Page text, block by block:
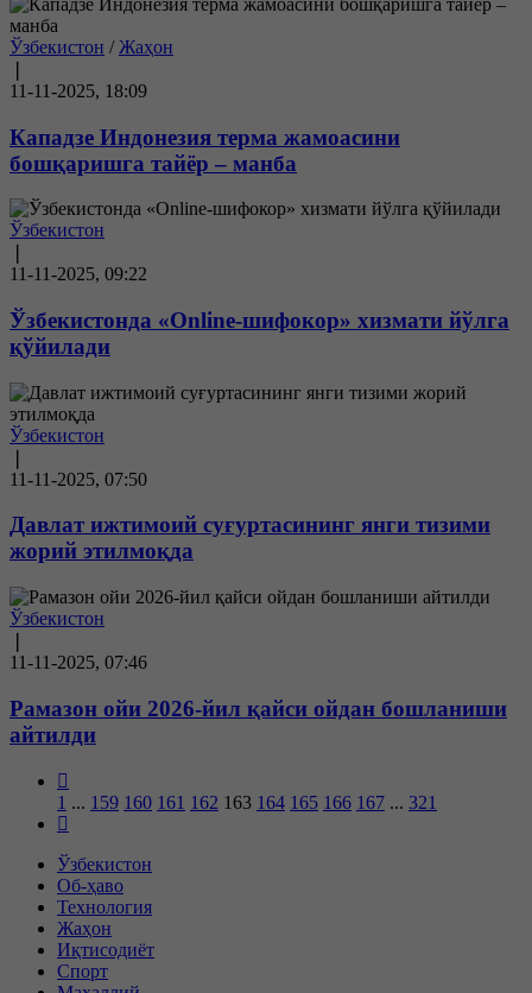
Ўзбекистон /Жаҳон
11-11-2025, 18:09
Кападзе Индонезия терма жамоасини
бошқаришга тайёр – манба
Ўзбекистон
11-11-2025, 09:22
Ўзбекистонда «Online-шифокор» хизмати йўлга
қўйилади
Ўзбекистон
11-11-2025, 07:50
Давлат ижтимоий суғуртасининг янги тизими
жорий этилмоқда
Ўзбекистон
11-11-2025, 07:46
Рамазон ойи 2026-йил қайси ойдан бошланиши
айтилди
1 ... 159 160 161 162 163 164 165 166 167 ... 321
Ўзбекистон
Об-ҳаво
Технология
Жаҳон
Иқтисодиёт
Спорт